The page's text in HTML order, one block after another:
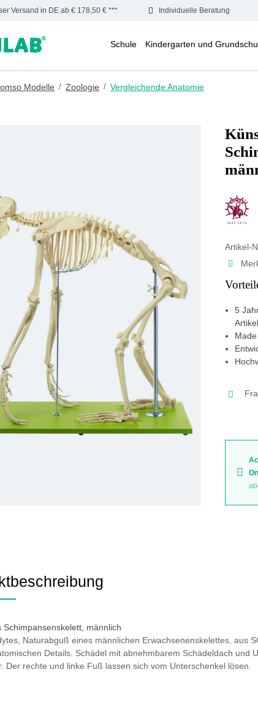
Versand in DE ab € 178,50 € *** Individuelle Beratung
Schule Kindergarten und
Modelle / Zoologie / Vergleichende Anatomie
Artikel-
5
Schimpansenskelett, männlich
Naturabguß eines männlichen Erwachsenenskelettes, aus
Details. Schädel mit abnehmbarem Schädeldach
Der rechte und linke Fuß lassen sich vom Unterschenkel lösen.